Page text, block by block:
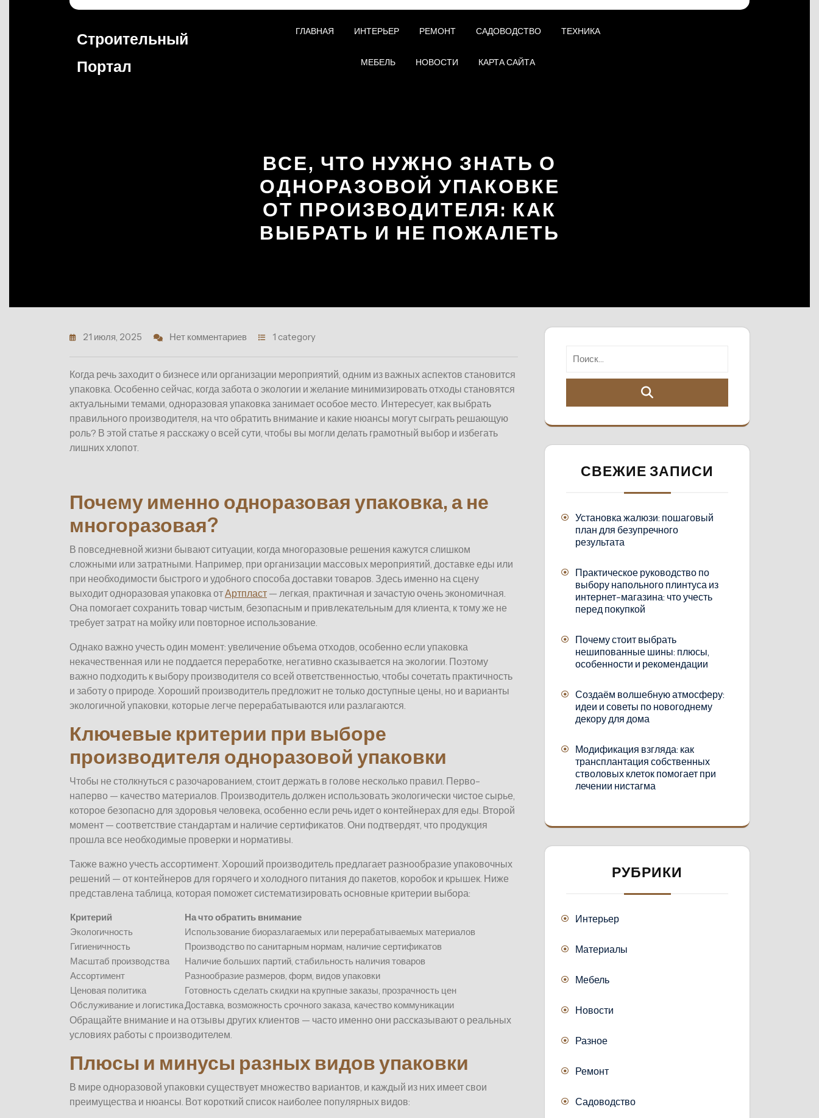
Строительный
Портал
ГЛАВНАЯ ИНТЕРЬЕР РЕМОНТ САДОВОДСТВО ТЕХНИКА
МЕБЕЛЬ НОВОСТИ КАРТА САЙТА
ВСЕ, ЧТО НУЖНО ЗНАТЬ О
ОДНОРАЗОВОЙ УПАКОВКЕ
ОТ ПРОИЗВОДИТЕЛЯ: КАК
ВЫБРАТЬ И НЕ ПОЖАЛЕТЬ
21 июля, 2025 Нет комментариев 1 category
Когда речь заходит о бизнесе или организации мероприятий, одним из важных аспектов становится
упаковка. Особенно сейчас, когда забота о экологии и желание минимизировать отходы становятся
актуальными темами, одноразовая упаковка занимает особое место. Интересует, как выбрать
правильного производителя, на что обратить внимание и какие нюансы могут сыграть решающую
роль? В этой статье я расскажу о всей сути, чтобы вы могли делать грамотный выбор и избегать
лишних хлопот.
Почему именно одноразовая упаковка, а не
многоразовая?
В повседневной жизни бывают ситуации, когда многоразовые решения кажутся слишком
сложными или затратными. Например, при организации массовых мероприятий, доставке еды или
при необходимости быстрого и удобного способа доставки товаров. Здесь именно на сцену
выходит одноразовая упаковка отАртпласт — легкая, практичная и зачастую очень экономичная.
Она помогает сохранить товар чистым, безопасным и привлекательным для клиента, к тому же не
требует затрат на мойку или повторное использование.
Однако важно учесть один момент: увеличение объема отходов, особенно если упаковка
некачественная или не поддается переработке, негативно сказывается на экологии. Поэтому
важно подходить к выбору производителя со всей ответственностью, чтобы сочетать практичность
и заботу о природе. Хороший производитель предложит не только доступные цены, но и варианты
экологичной упаковки, которые легче перерабатываются или разлагаются.
Ключевые критерии при выборе
производителя одноразовой упаковки
Чтобы не столкнуться с разочарованием, стоит держать в голове несколько правил. Перво-
наперво — качество материалов. Производитель должен использовать экологически чистое сырье,
которое безопасно для здоровья человека, особенно если речь идет о контейнерах для еды. Второй
момент — соответствие стандартам и наличие сертификатов. Они подтвердят, что продукция
прошла все необходимые проверки и нормативы.
Также важно учесть ассортимент. Хороший производитель предлагает разнообразие упаковочных
решений — от контейнеров для горячего и холодного питания до пакетов, коробок и крышек. Ниже
представлена таблица, которая поможет систематизировать основные критерии выбора:
Критерий
На что обратить внимание
Экологичность
Использование биоразлагаемых или перерабатываемых материалов
Гигиеничность
Производство по санитарным нормам, наличие сертификатов
Масштаб производства
Наличие больших партий, стабильность наличия товаров
Ассортимент
Разнообразие размеров, форм, видов упаковки
Ценовая политика
Готовность сделать скидки на крупные заказы, прозрачность цен
Обслуживание и логистикаДоставка, возможность срочного заказа, качество коммуникации
Обращайте внимание и на отзывы других клиентов — часто именно они рассказывают о реальных
условиях работы с производителем.
Плюсы и минусы разных видов упаковки
В мире одноразовой упаковки существует множество вариантов, и каждый из них имеет свои
преимущества и нюансы. Вот короткий список наиболее популярных видов:
СВЕЖИЕ ЗАПИСИ
Установка жалюзи: пошаговый
план для безупречного
результата
Практическое руководство по
выбору напольного плинтуса из
интернет-магазина: что учесть
перед покупкой
Почему стоит выбрать
нешипованные шины: плюсы,
особенности и рекомендации
Создаём волшебную атмосферу:
идеи и советы по новогоднему
декору для дома
Модификация взгляда: как
трансплантация собственных
стволовых клеток помогает при
лечении нистагма
РУБРИКИ
Интерьер
Материалы
Мебель
Новости
Разное
Ремонт
Садоводство